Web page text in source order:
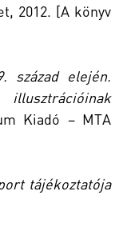
2012. [A könyv
század elején.
Kiadó – MTA
tájékoztatója